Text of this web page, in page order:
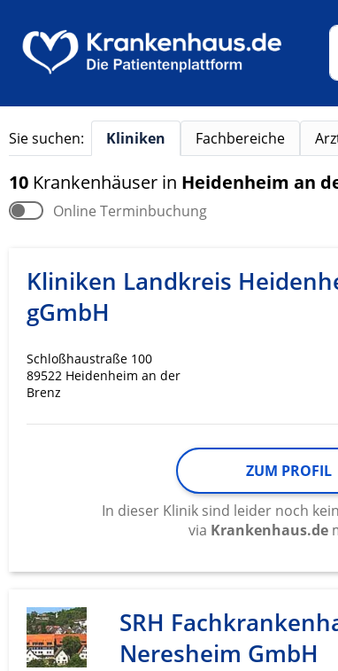
Sie suchen: Kliniken Fachbereiche
10 Krankenhäuser in Heidenheim an
Online Terminbuchung
Kliniken Landkreis
gGmbH
Schloßhaustraße 100
89522 Heidenheim an der
Brenz
ZUM PROFIL
In dieser Klinik sind leider noch
via Krankenhaus.de
SRH
Neresheim GmbH